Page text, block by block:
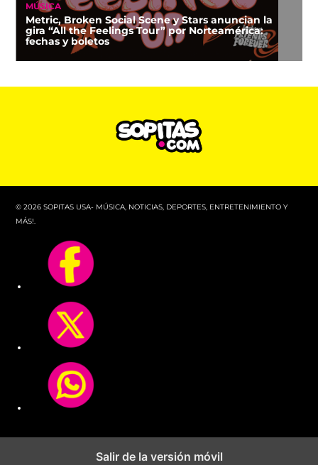
MÚSICA
Metric, Broken Social Scene y Stars anuncian la
gira “All the Feelings Tour” por Norteamérica:
fechas y boletos
© 2026 SOPITAS USA- MÚSICA, NOTICIAS, DEPORTES, ENTRETENIMIENTO Y
MÁS!.
Salir de la versión móvil